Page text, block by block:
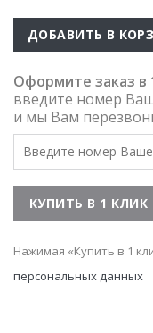
ДОБАВИТЬ В
Оформите заказ в
введите номер
и мы Вам
Нажимая «Купить в 1
персональных данных